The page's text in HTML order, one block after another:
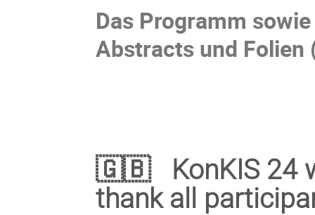
Das Programm
Abstracts und
🇬🇧 KonKIS 24
thank all